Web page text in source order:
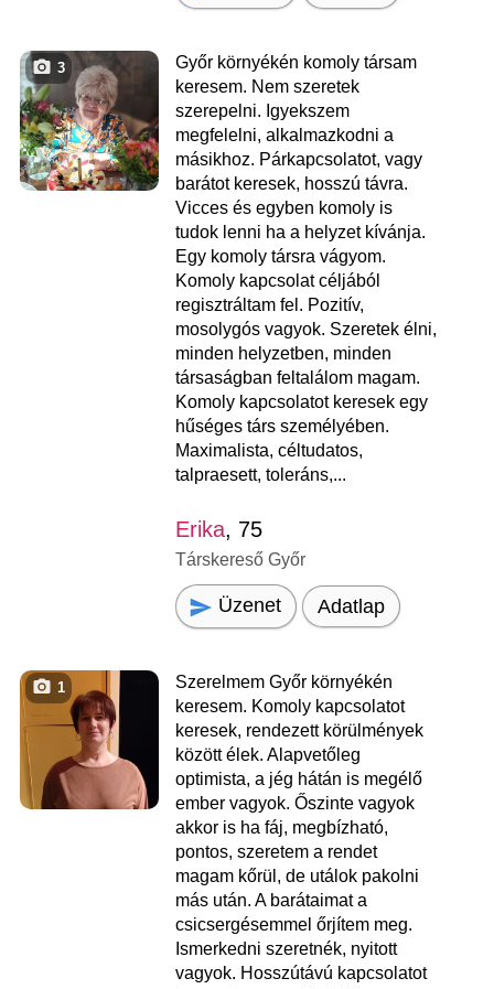
3
Győr környékén komoly társam
keresem. Nem szeretek
szerepelni. Igyekszem
megfelelni, alkalmazkodni a
másikhoz. Párkapcsolatot, vagy
barátot keresek, hosszú távra.
Vicces és egyben komoly is
tudok lenni ha a helyzet kívánja.
Egy komoly társra vágyom.
Komoly kapcsolat céljából
regisztráltam fel. Pozitív,
mosolygós vagyok. Szeretek élni,
minden helyzetben, minden
társaságban feltalálom magam.
Komoly kapcsolatot keresek egy
hűséges társ személyében.
Maximalista, céltudatos,
talpraesett, toleráns,...
Erika, 75
Társkereső Győr
Üzenet Adatlap
1
Szerelmem Győr környékén
keresem. Komoly kapcsolatot
keresek, rendezett körülmények
között élek. Alapvetőleg
optimista, a jég hátán is megélő
ember vagyok. Őszinte vagyok
akkor is ha fáj, megbízható,
pontos, szeretem a rendet
magam kőrül, de utálok pakolni
más után. A barátaimat a
csicsergésemmel őrjítem meg.
Ismerkedni szeretnék, nyitott
vagyok. Hosszútávú kapcsolatot